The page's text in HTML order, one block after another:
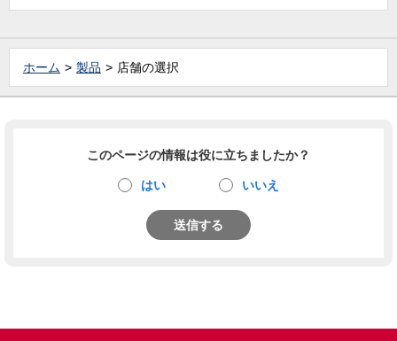
ホーム 製品 店舗の選択
このページの情報は役に立ちましたか？
はい いいえ
送信する